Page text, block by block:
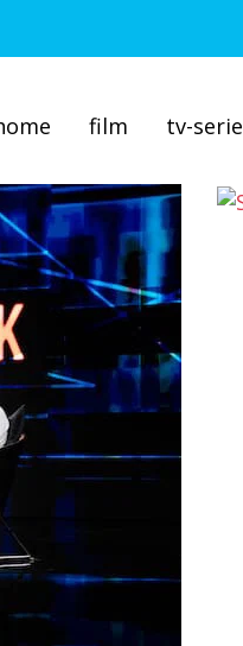
film tv-serie